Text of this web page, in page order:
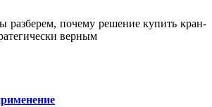
разберем, почему решение купить кран-
верным